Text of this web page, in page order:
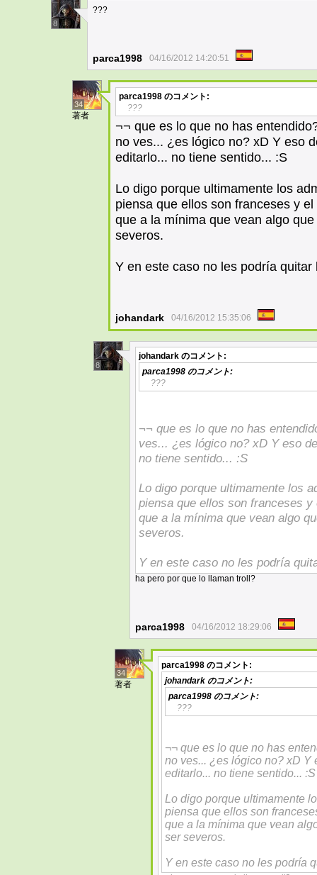
8
???
parca1998 04/16/2012 14:20:51
34
著者
parca1998 のコメント:
???
¬¬ que es lo que no has
no ves... ¿es lógico no? xD Y eso
editarlo... no tiene sentido... :S
Lo digo porque ultimamente los
piensa que ellos son franceses y
que a la mínima que vean algo
severos.
Y en este caso no les podría quitar
johandark 04/16/2012 15:35:06
8
johandark のコメント:
parca1998 のコメント:
???
¬¬ que es lo que no has
ves... ¿es lógico no? xD Y eso
no tiene sentido... :S
Lo digo porque ultimamente los
piensa que ellos son franceses
que a la mínima que vean algo
severos.
Y en este caso no les podría
ha pero por que lo llaman troll?
parca1998 04/16/2012 18:29:06
34
著者
parca1998 のコメント:
johandark のコメント:
parca1998 のコメント:
???
¬¬ que es lo que no has
no ves... ¿es lógico no? xD Y
editarlo... no tiene sentido... :S
Lo digo porque ultimamente
piensa que ellos son
que a la mínima que vean
ser severos.
Y en este caso no les podría